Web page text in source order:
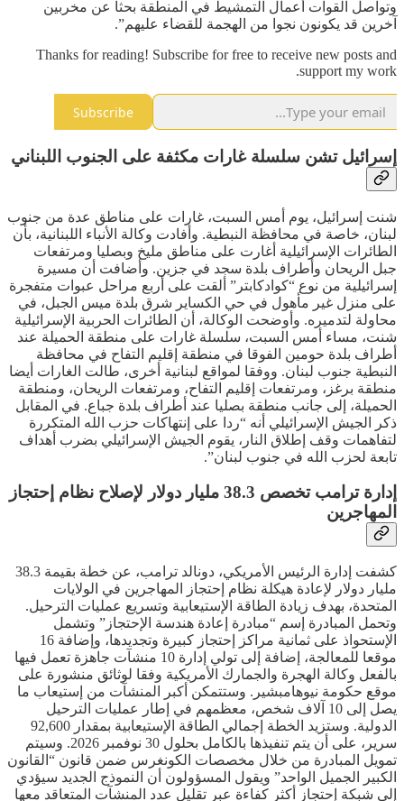
وتواصل القوات أعمال التمشيط في المنطقة بحثا عن مخربين
آخرين قد يكونون نجوا من الهجمة للقضاء عليهم”.
Thanks for reading! Subscribe for free to receive new posts and
support my work.
Subscribe
إسرائيل تشن سلسلة غارات مكثفة على الجنوب اللبناني
شنت إسرائيل، يوم أمس السبت، غارات على مناطق عدة من جنوب
لبنان، خاصة في محافظة النبطية. وأفادت وكالة الأنباء اللبنانية، بأن
الطائرات الإسرائيلية أغارت على مناطق مليخ وبصليا ومرتفعات
جبل الريحان وأطراف بلدة سجد في جزين. وأضافت أن مسيرة
إسرائيلية من نوع “كوادكابتر” ألقت على أربع مراحل عبوات متفجرة
على منزل غير مأهول في حي الكساير شرق بلدة ميس الجبل، في
محاولة لتدميره. وأوضحت الوكالة، أن الطائرات الحربية الإسرائيلية
شنت، مساء أمس السبت، سلسلة غارات على منطقة الحميلة عند
أطراف بلدة حومين الفوقا في منطقة إقليم التفاح في محافظة
النبطية جنوب لبنان. ووفقا لمواقع لبنانية أخرى، طالت الغارات أيضا
منطقة برغز، ومرتفعات إقليم التفاح، ومرتفعات الريحان، ومنطقة
الحميلة، إلى جانب منطقة بصليا عند أطراف بلدة جباع. في المقابل
ذكر الجيش الإسرائيلي أنه “ردا على إنتهاكات حزب الله المتكررة
لتفاهمات وقف إطلاق النار، يقوم الجيش الإسرائيلي بضرب أهداف
تابعة لحزب الله في جنوب لبنان”.
إدارة ترامب تخصص 38.3 مليار دولار لإصلاح نظام إحتجاز
المهاجرين
كشفت إدارة الرئيس الأمريكي، دونالد ترامب، عن خطة بقيمة 38.3
مليار دولار لإعادة هيكلة نظام إحتجاز المهاجرين في الولايات
المتحدة، بهدف زيادة الطاقة الإستيعابية وتسريع عمليات الترحيل.
وتحمل المبادرة إسم “مبادرة إعادة هندسة الإحتجاز” وتشمل
الإستحواذ على ثمانية مراكز إحتجاز كبيرة وتجديدها، وإضافة 16
موقعا للمعالجة، إضافة إلى تولي إدارة 10 منشآت جاهزة تعمل فيها
بالفعل وكالة الهجرة والجمارك الأمريكية وفقا لوثائق منشورة على
موقع حكومة نيوهامبشير. وستتمكن أكبر المنشآت من إستيعاب ما
يصل إلى 10 آلاف شخص، معظمهم في إطار عمليات الترحيل
الدولية. وستزيد الخطة إجمالي الطاقة الإستيعابية بمقدار 92,600
سرير، على أن يتم تنفيذها بالكامل بحلول 30 نوفمبر 2026. وسيتم
تمويل المبادرة من خلال مخصصات الكونغرس ضمن قانون “القانون
الكبير الجميل الواحد” ويقول المسؤولون أن النموذج الجديد سيؤدي
إلى شبكة إحتجاز أكثر كفاءة عبر تقليل عدد المنشآت المتعاقد معها